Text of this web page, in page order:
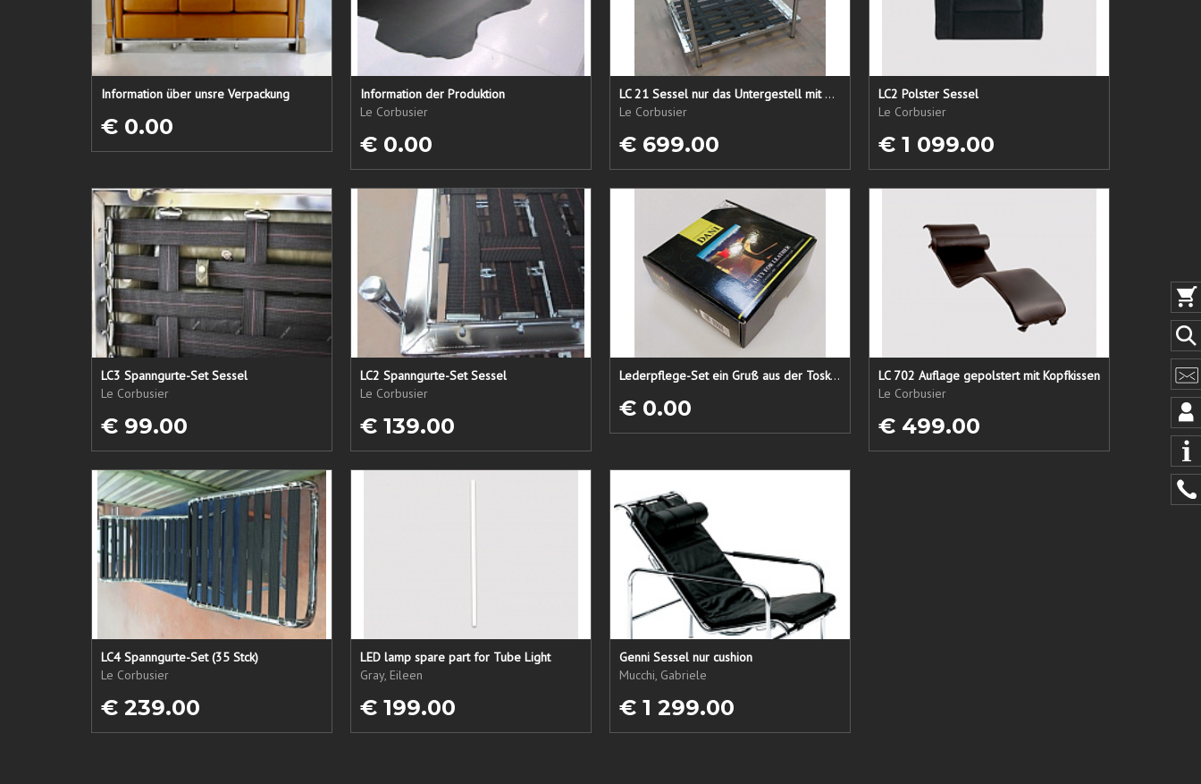
Information über unsre Verpackung
€ 0.00
Information der Produktion
Le Corbusier
€ 0.00
LC 21 Sessel nur das Untergestell mit elastischen Straps
Le Corbusier
€ 699.00
LC2 Polster Sessel
Le Corbusier
€ 1 099.00
LC3 Spanngurte-Set Sessel
Le Corbusier
€ 99.00
LC2 Spanngurte-Set Sessel
Le Corbusier
€ 139.00
Lederpflege-Set ein Gruß aus der Toskana...
€ 0.00
LC 702 Auflage gepolstert mit Kopfkissen
Le Corbusier
€ 499.00
LC4 Spanngurte-Set (35 Stck)
Le Corbusier
€ 239.00
LED lamp spare part for Tube Light
Gray, Eileen
€ 199.00
Genni Sessel nur cushion
Mucchi, Gabriele
€ 1 299.00